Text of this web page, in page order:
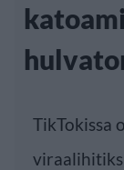
TikTokissa